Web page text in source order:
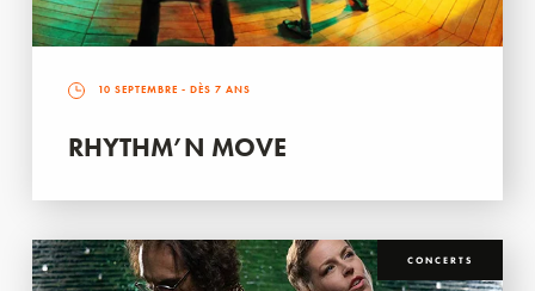
10 SEPTEMBRE - DÈS 7 ANS
RHYTHM’N MOVE
CONCERTS